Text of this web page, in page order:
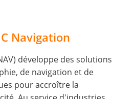
Navigation
développe des solutions
de navigation et de
pour accroître la